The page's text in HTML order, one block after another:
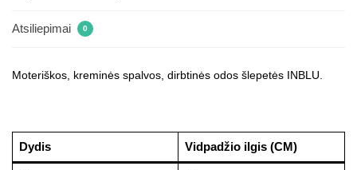
Atsiliepimai 0
Moteriškos, kreminės spalvos, dirbtinės odos šlepetės INBLU.
Dydis Vidpadžio ilgis (CM)